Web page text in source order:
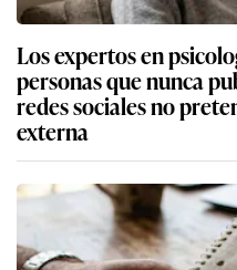
Los expertos en
personas que nunca
redes sociales no
externa